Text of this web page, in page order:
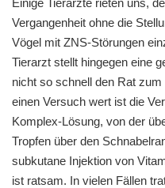
Vergangenheit ohne die
Vögel mit ZNS-Störungen
Tierarzt stellt hingegen eine
nicht so schnell den Rat
einen Versuch wert ist die
Komplex-Lösung, von der
Tropfen über den
subkutane Injektion von
ist ratsam. In vielen Fällen